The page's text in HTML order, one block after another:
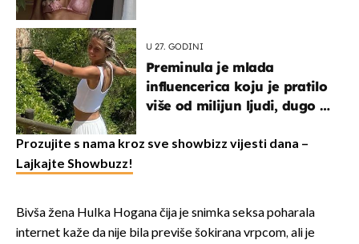
U 27. GODINI
Preminula je mlada
influencerica koju je pratilo
više od milijun ljudi, dugo se
Prozujite s nama kroz sve showbizz vijesti dana –
Lajkajte Showbuzz!
Bivša žena Hulka Hogana čija je snimka seksa poharala
internet kaže da nije bila previše šokirana vrpcom, ali je